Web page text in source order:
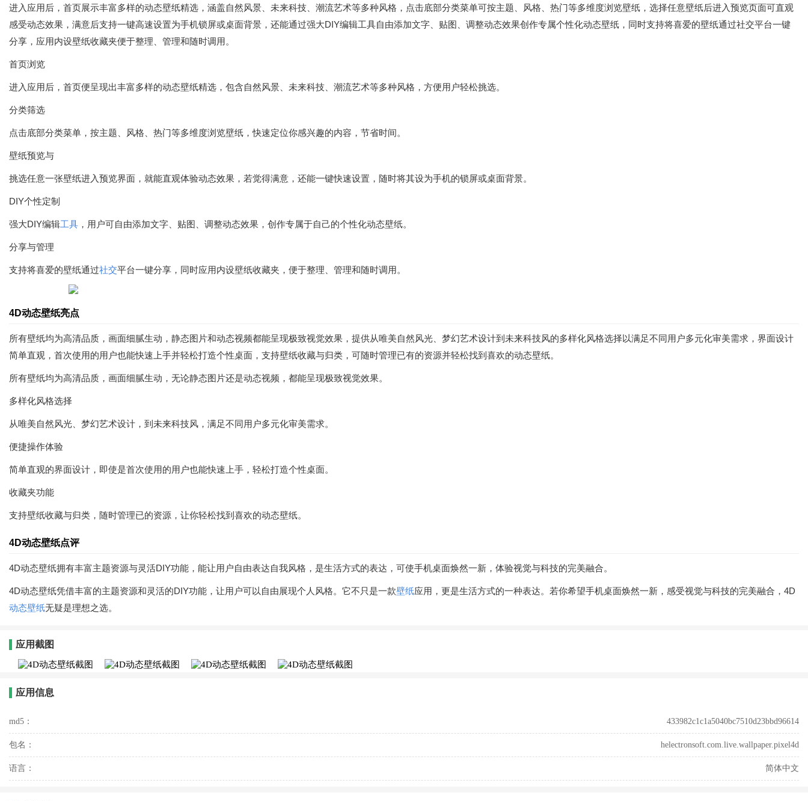
进入应用后，首页展示丰富多样的动态壁纸精选，涵盖自然风景、未来科技、潮流艺术等多种风格，点击底部分类菜单可按主题、风格、热门等多维度浏览壁纸，选择任意壁纸后进入预览页面可直观
感受动态效果，满意后支持一键高速设置为手机锁屏或桌面背景，还能通过强大DIY编辑工具自由添加文字、贴图、调整动态效果创作专属个性化动态壁纸，同时支持将喜爱的壁纸通过社交平台一键
分享，应用内设壁纸收藏夹便于整理、管理和随时调用。
首页浏览
进入应用后，首页便呈现出丰富多样的动态壁纸精选，包含自然风景、未来科技、潮流艺术等多种风格，方便用户轻松挑选。
分类筛选
点击底部分类菜单，按主题、风格、热门等多维度浏览壁纸，快速定位你感兴趣的内容，节省时间。
壁纸预览与
挑选任意一张壁纸进入预览界面，就能直观体验动态效果，若觉得满意，还能一键快速设置，随时将其设为手机的锁屏或桌面背景。
DIY个性定制
强大DIY编辑工具 ，用户可自由添加文字、贴图、调整动态效果，创作专属于自己的个性化动态壁纸。
分享与管理
支持将喜爱的壁纸通过社交平台一键分享，同时应用内设壁纸收藏夹，便于整理、管理和随时调用。
4D动态壁纸亮点
所有壁纸均为高清品质，画面细腻生动，静态图片和动态视频都能呈现极致视觉效果，提供从唯美自然风光、梦幻艺术设计到未来科技风的多样化风格选择以满足不同用户多元化审美需求，界面设计
简单直观，首次使用的用户也能快速上手并轻松打造个性桌面，支持壁纸收藏与归类，可随时管理已有的资源并轻松找到喜欢的动态壁纸。
所有壁纸均为高清品质，画面细腻生动，无论静态图片还是动态视频，都能呈现极致视觉效果。
多样化风格选择
从唯美自然风光、梦幻艺术设计，到未来科技风，满足不同用户多元化审美需求。
便捷操作体验
简单直观的界面设计，即使是首次使用的用户也能快速上手，轻松打造个性桌面。
收藏夹功能
支持壁纸收藏与归类，随时管理已的资源，让你轻松找到喜欢的动态壁纸。
4D动态壁纸点评
4D动态壁纸拥有丰富主题资源与灵活DIY功能，能让用户自由表达自我风格，是生活方式的表达，可使手机桌面焕然一新，体验视觉与科技的完美融合。
4D动态壁纸凭借丰富的主题资源和灵活的DIY功能，让用户可以自由展现个人风格。它不只是一款壁纸应用，更是生活方式的一种表达。若你希望手机桌面焕然一新，感受视觉与科技的完美融合，4D
动态壁纸无疑是理想之选。
应用截图
应用信息
md5： 433982c1c1a5040bc7510d23bbd96614
包名： helectronsoft.com.live.wallpaper.pixel4d
语言： 简体中文